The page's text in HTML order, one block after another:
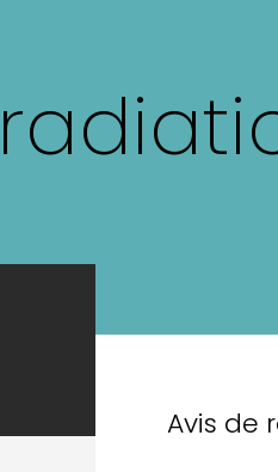
Avis de